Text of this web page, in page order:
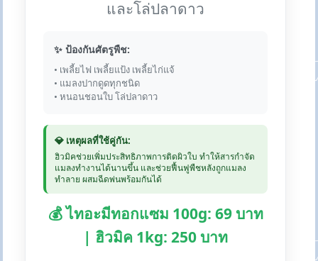
และโล่ปลาดาว
✨ ป้องกันศัตรูพืช:
• เพลี้ยไฟ เพลี้ยแป้ง เพลี้ยไก่แจ้
• แมลงปากดูดทุกชนิด
• หนอนชอนใบ โล่ปลาดาว
💎 เหตุผลที่ใช้คู่กัน:
ฮิวมิคช่วยเพิ่มประสิทธิภาพการติดผิวใบ ทำให้สารกำจัด
แมลงทำงานได้นานขึ้น และช่วยฟื้นฟูพืชหลังถูกแมลง
ทำลาย ผสมฉีดพ่นพร้อมกันได้
💰 ไทอะมีทอกแซม 100g: 69 บาท
| ฮิวมิค 1kg: 250 บาท